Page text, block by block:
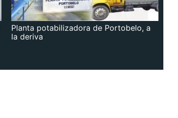
Planta potabilizadora de Portobelo, a
la deriva